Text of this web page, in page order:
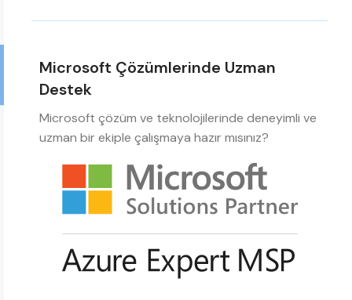
Microsoft Çözümlerinde Uzman
Destek
Microsoft çözüm ve teknolojilerinde deneyimli ve
uzman bir ekiple çalışmaya hazır mısınız?